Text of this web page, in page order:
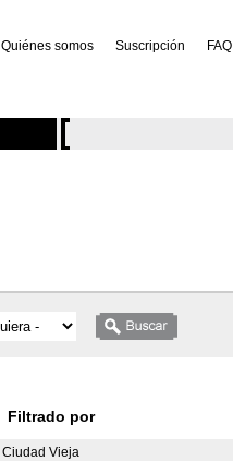
Quiénes somos Suscripción FAQ
Filtrado por
Ciudad Vieja